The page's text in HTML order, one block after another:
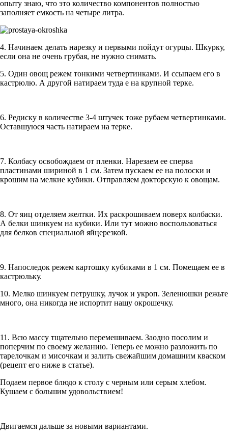
опыту знаю, что это количество компонентов полностью
заполняет емкость на четыре литра.
4. Начинаем делать нарезку и первыми пойдут огурцы. Шкурку,
если она не очень грубая, не нужно снимать.
5. Один овощ режем тонкими четвертинками. И ссыпаем его в
кастрюлю. А другой натираем туда е на крупной терке.
6. Редиску в количестве 3-4 штучек тоже рубаем четвертинками.
Оставшуюся часть натираем на терке.
7. Колбасу освобождаем от пленки. Нарезаем ее сперва
пластинами шириной в 1 см. Затем пускаем ее на полоски и
крошим на мелкие кубики. Отправляем докторскую к овощам.
8. От яиц отделяем желтки. Их раскрошиваем поверх колбаски.
А белки шинкуем на кубики. Или тут можно воспользоваться
для белков специальной яйцерезкой.
9. Напоследок режем картошку кубиками в 1 см. Помещаем ее в
кастрюльку.
10. Мелко шинкуем петрушку, лучок и укроп. Зеленюшки режьте
много, она никогда не испортит нашу окрошечку.
11. Всю массу тщательно перемешиваем. Заодно посолим и
поперчим по своему желанию. Теперь ее можно разложить по
тарелочкам и мисочкам и залить свежайшим домашним кваском
(рецепт его ниже в статье).
Подаем первое блюдо к столу с черным или серым хлебом.
Кушаем с большим удовольствием!
Двигаемся дальше за новыми вариантами.